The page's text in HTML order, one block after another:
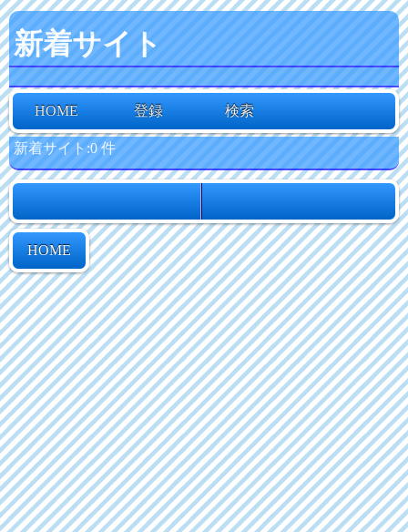
新着サイト
HOME 登録 検索
新着サイト:0 件
HOME